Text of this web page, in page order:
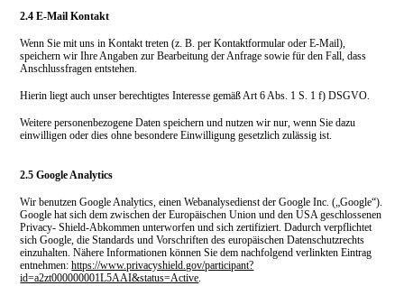
2.4 E-Mail Kontakt
Wenn Sie mit uns in Kontakt treten (z. B. per Kontaktformular oder E-Mail),
speichern wir Ihre Angaben zur Bearbeitung der Anfrage sowie für den Fall, dass
Anschlussfragen entstehen.
Hierin liegt auch unser berechtigtes Interesse gemäß Art 6 Abs. 1 S. 1 f) DSGVO.
Weitere personenbezogene Daten speichern und nutzen wir nur, wenn Sie dazu
einwilligen oder dies ohne besondere Einwilligung gesetzlich zulässig ist.
2.5 Google Analytics
Wir benutzen Google Analytics, einen Webanalysedienst der Google Inc. („Google“).
Google hat sich dem zwischen der Europäischen Union und den USA geschlossenen
Privacy- Shield-Abkommen unterworfen und sich zertifiziert. Dadurch verpflichtet
sich Google, die Standards und Vorschriften des europäischen Datenschutzrechts
einzuhalten. Nähere Informationen können Sie dem nachfolgend verlinkten Eintrag
entnehmen:https://www.privacyshield.gov/participant?
id=a2zt000000001L5AAI&status=Active.